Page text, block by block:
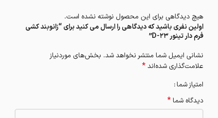
هیچ دیدگاهی برای این محصول نوشته نشده است.
اولین نفری باشید که دیدگاهی را ارسال می کنید برای “زانوبند کشی
فرم دار تینور D-23”
نشانی ایمیل شما منتشر نخواهد شد. بخش‌های موردنیاز
علامت‌گذاری شده‌اند*
امتیاز شما
دیدگاه شما*